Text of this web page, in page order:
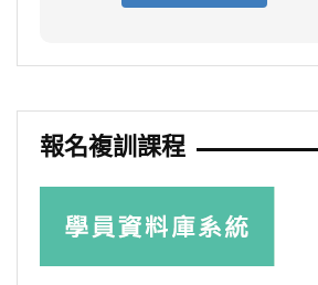
報名複訓課程